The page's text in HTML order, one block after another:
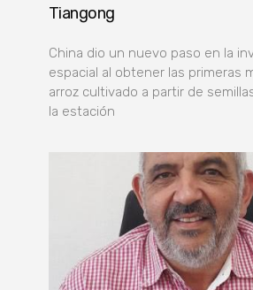
Tiangong
China dio un nuevo paso en la
espacial al obtener las primeras
arroz cultivado a partir de
la estación